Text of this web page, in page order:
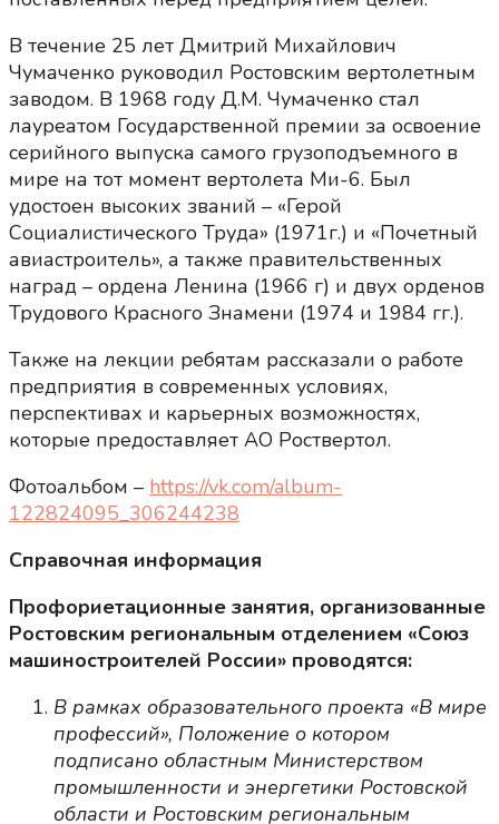
В течение 25 лет Дмитрий Михайлович
Чумаченко руководил Ростовским вертолетным
заводом. В 1968 году Д.М. Чумаченко стал
лауреатом Государственной премии за освоение
серийного выпуска самого грузоподъемного в
мире на тот момент вертолета Ми-6. Был
удостоен высоких званий – «Герой
Социалистического Труда» (1971г.) и «Почетный
авиастроитель», а также правительственных
наград – ордена Ленина (1966 г) и двух орденов
Трудового Красного Знамени (1974 и 1984 гг.).
Также на лекции ребятам рассказали о работе
предприятия в современных условиях,
перспективах и карьерных возможностях,
которые предоставляет АО Роствертол.
Фотоальбом – https://vk.com/album-
122824095_306244238
Справочная информация
Профориетационные занятия, организованные
Ростовским региональным отделением «Союз
машиностроителей России» проводятся:
В рамках образовательного проекта «В мире
профессий», Положение о котором
подписано областным Министерством
промышленности и энергетики Ростовской
области и Ростовским региональным